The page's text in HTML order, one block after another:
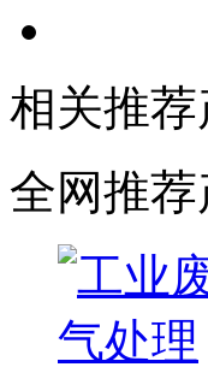
相关推荐
全网推荐